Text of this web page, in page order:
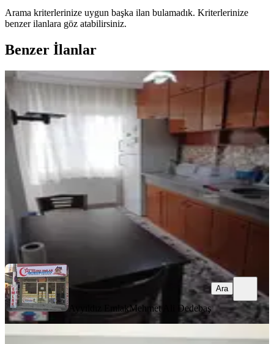
Arama kriterlerinize uygun başka ilan bulamadık. Kriterlerinize
benzer ilanlara göz atabilirsiniz.
Benzer İlanlar
YENİ
Cumhuriyet Mahallesi 2 + 1 Eşyalı
Kiralık Daire
Akhisar, Cumhuriyet Mahallesi
· 2. Kat 06.08.2026
26.000 ₺
Mehmet Ali Dedebaş
Ara
Ayyıldız EmlakMehmet Ali Dedebaş
Ara